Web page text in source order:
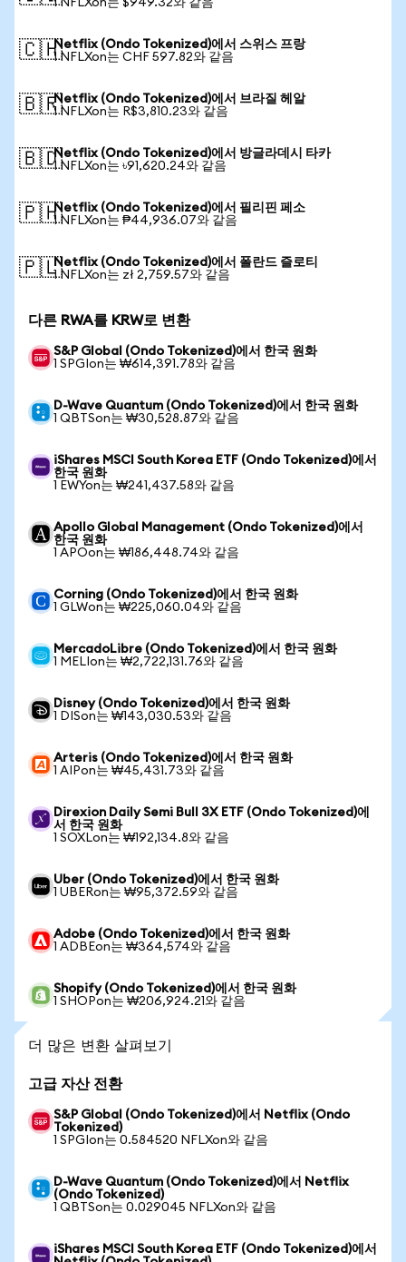
1 NFLXon는 $949.32와 같음
🇨🇭Netflix (Ondo Tokenized)에서 스위스 프랑
1 NFLXon는 CHF 597.82와 같음
🇧🇷Netflix (Ondo Tokenized)에서 브라질 헤알
1 NFLXon는 R$3,810.23와 같음
🇧🇩Netflix (Ondo Tokenized)에서 방글라데시 타카
1 NFLXon는 ৳91,620.24와 같음
🇵🇭Netflix (Ondo Tokenized)에서 필리핀 페소
1 NFLXon는 ₱44,936.07와 같음
🇵🇱Netflix (Ondo Tokenized)에서 폴란드 즐로티
1 NFLXon는 zł 2,759.57와 같음
다른 RWA를 KRW로 변환
S&P Global (Ondo Tokenized)에서 한국 원화
1 SPGIon는 ₩614,391.78와 같음
D-Wave Quantum (Ondo Tokenized)에서 한국 원화
1 QBTSon는 ₩30,528.87와 같음
iShares MSCI South Korea ETF (Ondo Tokenized)에서
한국 원화
1 EWYon는 ₩241,437.58와 같음
Apollo Global Management (Ondo Tokenized)에서
한국 원화
1 APOon는 ₩186,448.74와 같음
Corning (Ondo Tokenized)에서 한국 원화
1 GLWon는 ₩225,060.04와 같음
MercadoLibre (Ondo Tokenized)에서 한국 원화
1 MELIon는 ₩2,722,131.76와 같음
Disney (Ondo Tokenized)에서 한국 원화
1 DISon는 ₩143,030.53와 같음
Arteris (Ondo Tokenized)에서 한국 원화
1 AIPon는 ₩45,431.73와 같음
Direxion Daily Semi Bull 3X ETF (Ondo Tokenized)에
서 한국 원화
1 SOXLon는 ₩192,134.8와 같음
Uber (Ondo Tokenized)에서 한국 원화
1 UBERon는 ₩95,372.59와 같음
Adobe (Ondo Tokenized)에서 한국 원화
1 ADBEon는 ₩364,574와 같음
Shopify (Ondo Tokenized)에서 한국 원화
1 SHOPon는 ₩206,924.21와 같음
더 많은 변환 살펴보기
고급 자산 전환
S&P Global (Ondo Tokenized)에서 Netflix (Ondo
Tokenized)
1 SPGIon는 0.584520 NFLXon와 같음
D-Wave Quantum (Ondo Tokenized)에서 Netflix
(Ondo Tokenized)
1 QBTSon는 0.029045 NFLXon와 같음
iShares MSCI South Korea ETF (Ondo Tokenized)에서